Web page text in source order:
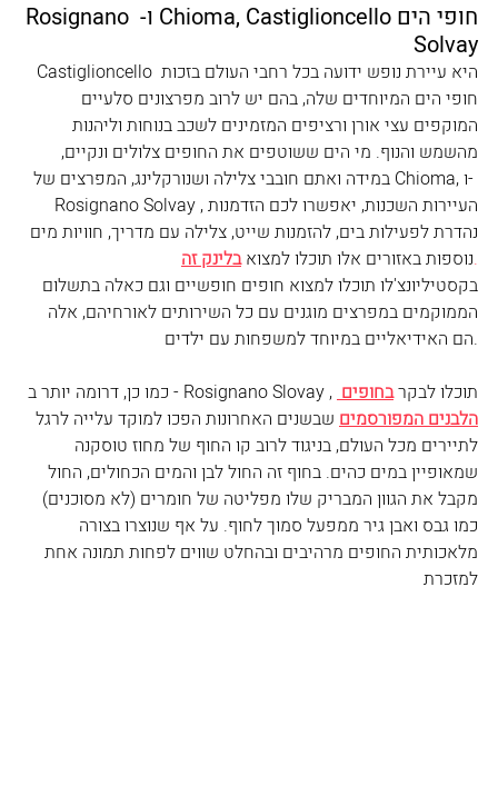
חופי הים Chioma, Castiglioncello ו- Rosignano
Solvay
Castiglioncello היא עיירת נופש ידועה בכל רחבי העולם בזכות
חופי הים המיוחדים שלה, בהם יש לרוב מפרצונים סלעיים
המוקפים עצי אורן ורציפים המזמינים לשכב בנוחות וליהנות
מהשמש והנוף. מי הים ששוטפים את החופים צלולים ונקיים,
במידה ואתם חובבי צלילה ושנורקלינג, המפרצים של Chioma, ו-
Rosignano Solvay ,העיירות השכנות, יאפשרו לכם הזדמנות
נהדרת לפעילות בים, להזמנות שייט, צלילה עם מדריך, חוויות מים
נוספות באזורים אלו תוכלו למצוא בלינק זה
.
בקסטיליונצ'לו תוכלו למצוא חופים חופשיים וגם כאלה בתשלום
הממוקמים במפרצים מוגנים עם כל השירותים לאורחיהם, אלה
הם האידיאליים במיוחד למשפחות עם ילדים.
כמו כן, דרומה יותר ב - Rosignano Slovay , תוכלו לבקר בחופים
הלבנים המפורסמים שבשנים האחרונות הפכו למוקד עלייה לרגל
לתיירים מכל העולם, בניגוד לרוב קו החוף של מחוז טוסקנה
שמאופיין במים כהים. בחוף זה החול לבן והמים הכחולים, החול
מקבל את הגוון המבריק שלו מפליטה של חומרים (לא מסוכנים)
כמו גבס ואבן גיר ממפעל סמוך לחוף. על אף שנוצרו בצורה
מלאכותית החופים מרהיבים ובהחלט שווים לפחות תמונה אחת
למזכרת